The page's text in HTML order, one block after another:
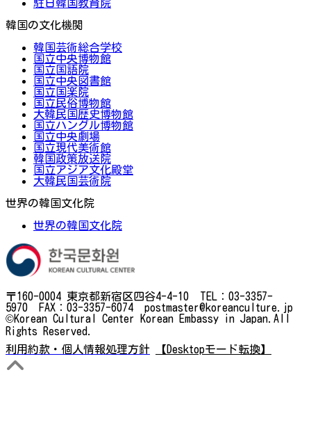
駐日韓国教育院
韓国の文化機関
韓国芸術総合学校
国立中央博物館
国立国語院
国立中央図書館
国立国楽院
国立民俗博物館
大韓民国歴史博物館
国立ハングル博物館
国立中央劇場
国立現代美術館
韓国政策放送院
国立アジア文化殿堂
大韓民国芸術院
世界の韓国文化院
世界の韓国文化院
〒160-0004 東京都新宿区四谷4-4-10 TEL：03-3357-
5970 FAX：03-3357-6074 postmaster@koreanculture.jp
©Korean Cultural Center Korean Embassy in Japan.All
Rights Reserved.
利用約款・個人情報処理方針
【Desktopモード転換】